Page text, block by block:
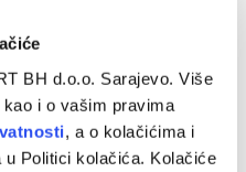
BH d.o.o. Sarajevo. Više
i o vašim pravima
, a o kolačićima i
Politici kolačića. Kolačiće
u Mostaru: Uprava je